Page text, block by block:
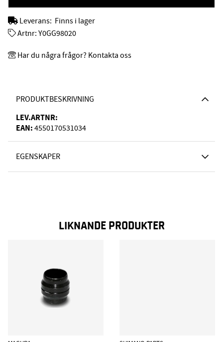
PRODUKTBESKRIVNING
LEV.ARTNR:
EAN: 4550170531034
EGENSKAPER
Leverans: Finns i lager
Artnr: Y0GG98020
Har du några frågor? Kontakta oss
LIKNANDE PRODUKTER